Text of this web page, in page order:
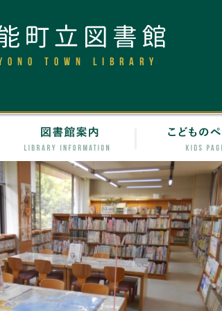
利用案内 図書館案内